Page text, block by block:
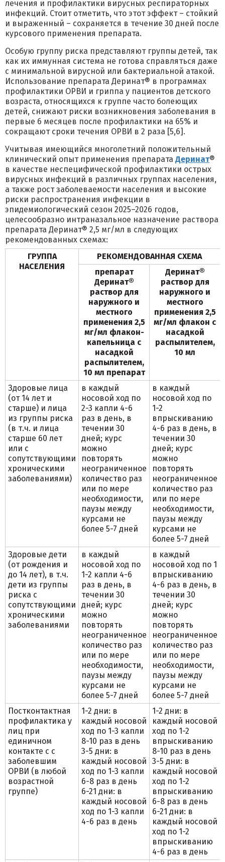
лечения и профилактики вирусных респираторных
инфекций. Стоит отметить, что этот эффект – стойкий
и выраженный – сохраняется в течение 30 дней после
курсового применения препарата.
Особую группу риска представляют группы детей, так
как их иммунная система не готова справляться даже
с минимальной вирусной или бактериальной атакой.
Использование препарата Деринат® в программах
профилактики ОРВИ и гриппа у пациентов детского
возраста, относящихся к группе часто болеющих
детей, снижают риски возникновения заболевания в
первые 6 месяцев после профилактики на 65% и
сокращают сроки течения ОРВИ в 2 раза [5,6].
Учитывая имеющийся многолетний положительный
клинический опыт применения препарата Деринат®
в качестве неспецифической профилактики острых
вирусных инфекций в различных группах населения,
а также рост заболеваемости населения и высокие
риски распространения инфекции в
эпидемиологический сезон 2025–2026 годов,
целесообразно интраназальное назначение раствора
препарата Деринат® 2,5 мг/мл в следующих
рекомендованных схемах:
ГРУППА
НАСЕЛЕНИЯ
РЕКОМЕНДОВАННАЯ СХЕМА
препарат
Деринат®
раствор для
наружного и
местного
применения 2,5
мг/мл флакон-
капельница с
насадкой
распылителем,
10 мл препарат
Деринат®
раствор для
наружного и
местного
применения 2,5
мг/мл флакон с
насадкой
распылителем,
10 мл
Здоровые лица
(от 14 лет и
старше) и лица
из группы риска
(в т.ч. и лица
старше 60 лет
или с
сопутствующими
хроническими
заболеваниями)
в каждый
носовой ход по
2-3 капли 4-6
раз в день, в
течении 30
дней; курс
можно
повторять
неограниченное
количество раз
или по мере
необходимости,
паузы между
курсами не
более 5-7 дней
в каждый
носовой ход по
1-2
впрыскиванию
4-6 раз в день, в
течении 30
дней; курс
можно
повторять
неограниченное
количество раз
или по мере
необходимости,
паузы между
курсами не
более 5-7 дней
Здоровые дети
(от рождения и
до 14 лет), в т.ч.
дети из группы
риска с
сопутствующими
хроническими
заболеваниями
в каждый
носовой ход по
1-2 капли 4-6
раз в день, в
течении 30
дней; курс
можно
повторять
неограниченное
количество раз
или по мере
необходимости,
паузы между
курсами не
более 5-7 дней
в каждый
носовой ход по 1
впрыскиванию
4-6 раз в день, в
течении 30
дней; курс
можно
повторять
неограниченное
количество раз
или по мере
необходимости,
паузы между
курсами не
более 5-7 дней
Постконтактная
профилактика у
лиц при
единичном
контакте с с
заболевшим
ОРВИ (в любой
возрастной
группе)
1-2 дни: в
каждый носовой
ход по 1-3 капли
8-10 раз в день
3-5 дни: в
каждый носовой
ход по 1-3 капли
6-8 раз в день
6-21 дни: в
каждый носовой
ход по 1-3 капли
4-6 раз в день
1-2 дни: в
каждый носовой
ход по 1-2
впрыскиванию
8-10 раз в день
3-5 дни: в
каждый носовой
ход по 1-2
впрыскиванию
6-8 раз в день
6-21 дни: в
каждый носовой
ход по 1-2
впрыскиванию
4-6 раз в день